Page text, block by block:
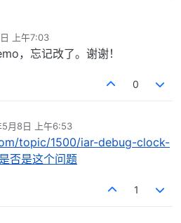
上午7:03
，忘记改了。谢谢！
0
月8日 上午6:53
topic/1500/iar-debug-clock-
否是这个问题
1